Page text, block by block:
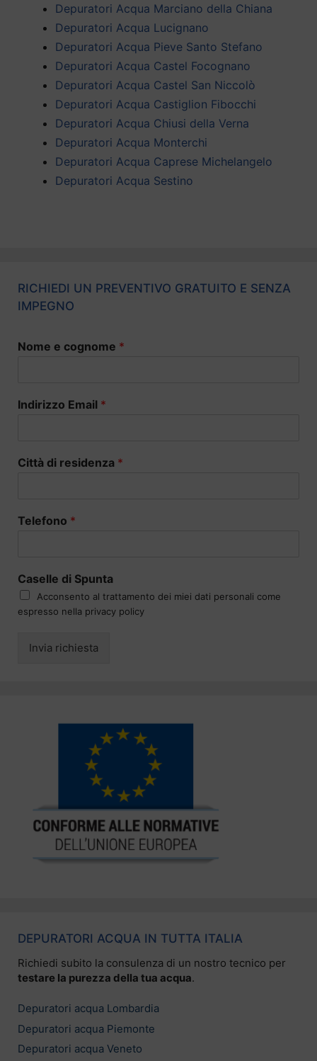
Depuratori Acqua Marciano della Chiana
Depuratori Acqua Lucignano
Depuratori Acqua Pieve Santo Stefano
Depuratori Acqua Castel Focognano
Depuratori Acqua Castel San Niccolò
Depuratori Acqua Castiglion Fibocchi
Depuratori Acqua Chiusi della Verna
Depuratori Acqua Monterchi
Depuratori Acqua Caprese Michelangelo
Depuratori Acqua Sestino
RICHIEDI UN PREVENTIVO GRATUITO E SENZA
IMPEGNO
Nome e cognome *
Indirizzo Email *
Città di residenza *
Telefono *
Caselle di Spunta
Acconsento al trattamento dei miei dati personali come
espresso nella privacy policy
Invia richiesta
DEPURATORI ACQUA IN TUTTA ITALIA
Richiedi subito la consulenza di un nostro tecnico per
testare la purezza della tua acqua.
Depuratori acqua Lombardia
Depuratori acqua Piemonte
Depuratori acqua Veneto